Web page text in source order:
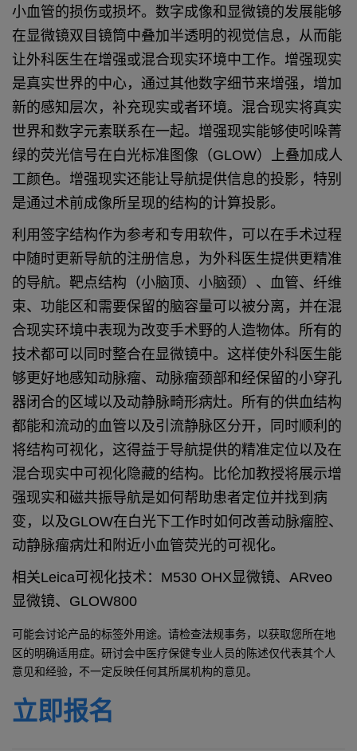
小血管的损伤或损坏。数字成像和显微镜的发展能够
在显微镜双目镜筒中叠加半透明的视觉信息，从而能
让外科医生在增强或混合现实环境中工作。 增强现实
是真实世界的中心，通过其他数字细节来增强，增加
新的感知层次，补充现实或者环境。混合现实将真实
世界和数字元素联系在一起。增强现实能够使吲哚菁
绿的荧光信号在白光标准图像（GLOW）上叠加成人
工颜色。增强现实还能让导航提供信息的投影，特别
是通过术前成像所呈现的结构的计算投影。
利用签字结构作为参考和专用软件，可以在手术过程
中随时更新导航的注册信息，为外科医生提供更精准
的导航。靶点结构（小脑顶、小脑颈）、血管、纤维
束、功能区和需要保留的脑容量可以被分离，并在混
合现实环境中表现为改变手术野的人造物体。所有的
技术都可以同时整合在显微镜中。这样使外科医生能
够更好地感知动脉瘤、动脉瘤颈部和经保留的小穿孔
器闭合的区域以及动静脉畸形病灶。所有的供血结构
都能和流动的血管以及引流静脉区分开，同时顺利的
将结构可视化，这得益于导航提供的精准定位以及在
混合现实中可视化隐藏的结构。
比伦加教授将展示增
强现实和磁共振导航是如何帮助患者定位并找到病
变，以及GLOW在白光下工作时如何改善动脉瘤腔、
动静脉瘤病灶和附近小血管荧光的可视化。
相关Leica可视化技术：M530 OHX显微镜、ARveo
显微镜、GLOW800
可能会讨论产品的标签外用途。请检查法规事务，以获取您所在地
区的明确适用症。研讨会中医疗保健专业人员的陈述仅代表其个人
意见和经验，不一定反映任何其所属机构的意见。
立即报名